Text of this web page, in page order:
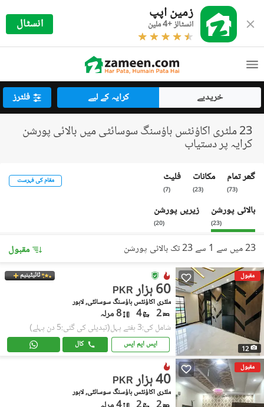
زمین اپپ
انسٹالز +4 ملین انسٹال
خریدیے کرایہ کے لیے فلٹرز
23 ملٹری اکاؤنٹس ہاؤسنگ سوسائٹی میں بالائی پورشن
کرایہ پر دستیاب
گھر تمام
(
73
)
مکانات
(
23
)
فلیٹ
(
7
)
بالائی پورشن
(
23
)
زیریں پورشن
(
20
)
مقام کی فہرست
23 میں سے 1 سے 23 تک بالائی پورشن مقبول
مقبول
12
ٹائیٹینیم
PKR 60 ہزار
ملٹری اکاؤنٹس ہاؤسنگ سوسائٹی, لاہور
2
4 8 مرلہ
شامل کی:3 ہفتے پہل (تبدیلی کی گئی:5 دن پہلے)
ایس ایم ایس کال
مقبول
PKR 40 ہزار
ملٹری اکاؤنٹس ہاؤسنگ سوسائٹی, لاہور